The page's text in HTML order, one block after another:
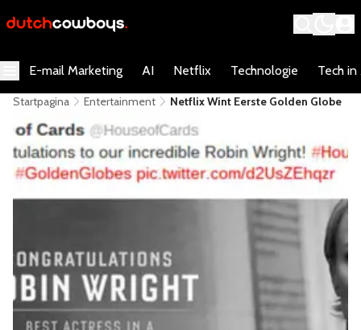
E-mail Marketing AI Netflix Technologie Tech in
Startpagina Entertainment Netflix Wint Eerste Golden Globe